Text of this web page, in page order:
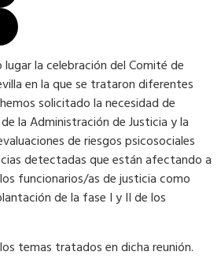
la celebración del Comité de
en la que se trataron diferentes
solicitado la necesidad de
la Administración de Justicia y la
de riesgos psicosociales
detectadas que están afectando a
funcionarios/as de justicia como
de la fase I y II de los
temas tratados en dicha reunión.